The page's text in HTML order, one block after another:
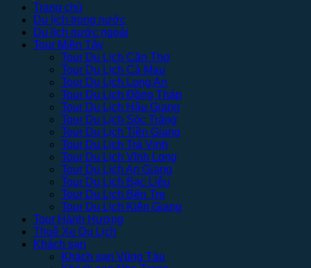
Trang chủ
Du lịch trong nước
Du lịch nước ngoài
Tour Miền Tây
Tour Du Lịch Cần Thơ
Tour Du Lịch Cà Mau
Tour Du Lịch Long An
Tour Du Lịch Đồng Tháp
Tour Du Lịch Hậu Giang
Tour Du Lịch Sóc Trăng
Tour Du Lịch Tiền Giang
Tour Du Lịch Trà Vinh
Tour Du Lịch Vĩnh Long
Tour Du Lịch An Giang
Tour Du Lịch Bạc Liêu
Tour Du Lịch Bến Tre
Tour Du Lịch Kiên Giang
Tour Hành Hương
Thuê Xe Du Lịch
Khách sạn
Khách sạn Vũng Tàu